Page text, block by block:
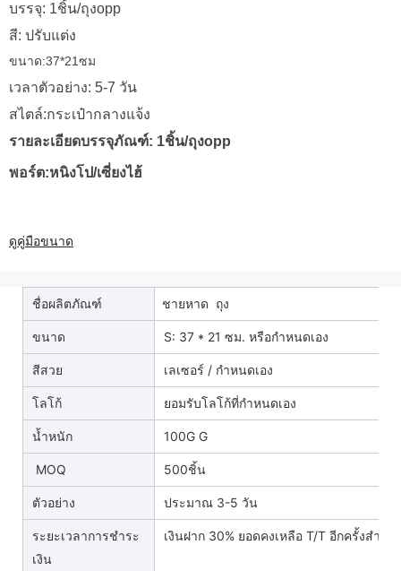
บรรจุ: 1ชิ้น/ถุงopp
สี: ปรับแต่ง
ขนาด:37*21ซม
เวลาตัวอย่าง: 5-7 วัน
สไตล์:กระเป๋ากลางแจ้ง
รายละเอียดบรรจุภัณฑ์: 1ชิ้น/ถุงopp
พอร์ต:หนิงโป/เซี่ยงไฮ้
ดูคู่มือขนาด
ชื่อผลิตภัณฑ์ ชายหาด ถุง
ขนาด S: 37 * 21 ซม. หรือกำหนดเอง
สีสวย เลเซอร์ / กำหนดเอง
โลโก้ ยอมรับโลโก้ที่กำหนดเอง
น้ำหนัก 100G G
MOQ 500ชิ้น
ตัวอย่าง ประมาณ 3-5 วัน
ระยะเวลาการชำระ
เงิน
เงินฝาก 30% ยอดคงเหลือ T/T อีกครั้งสำเน